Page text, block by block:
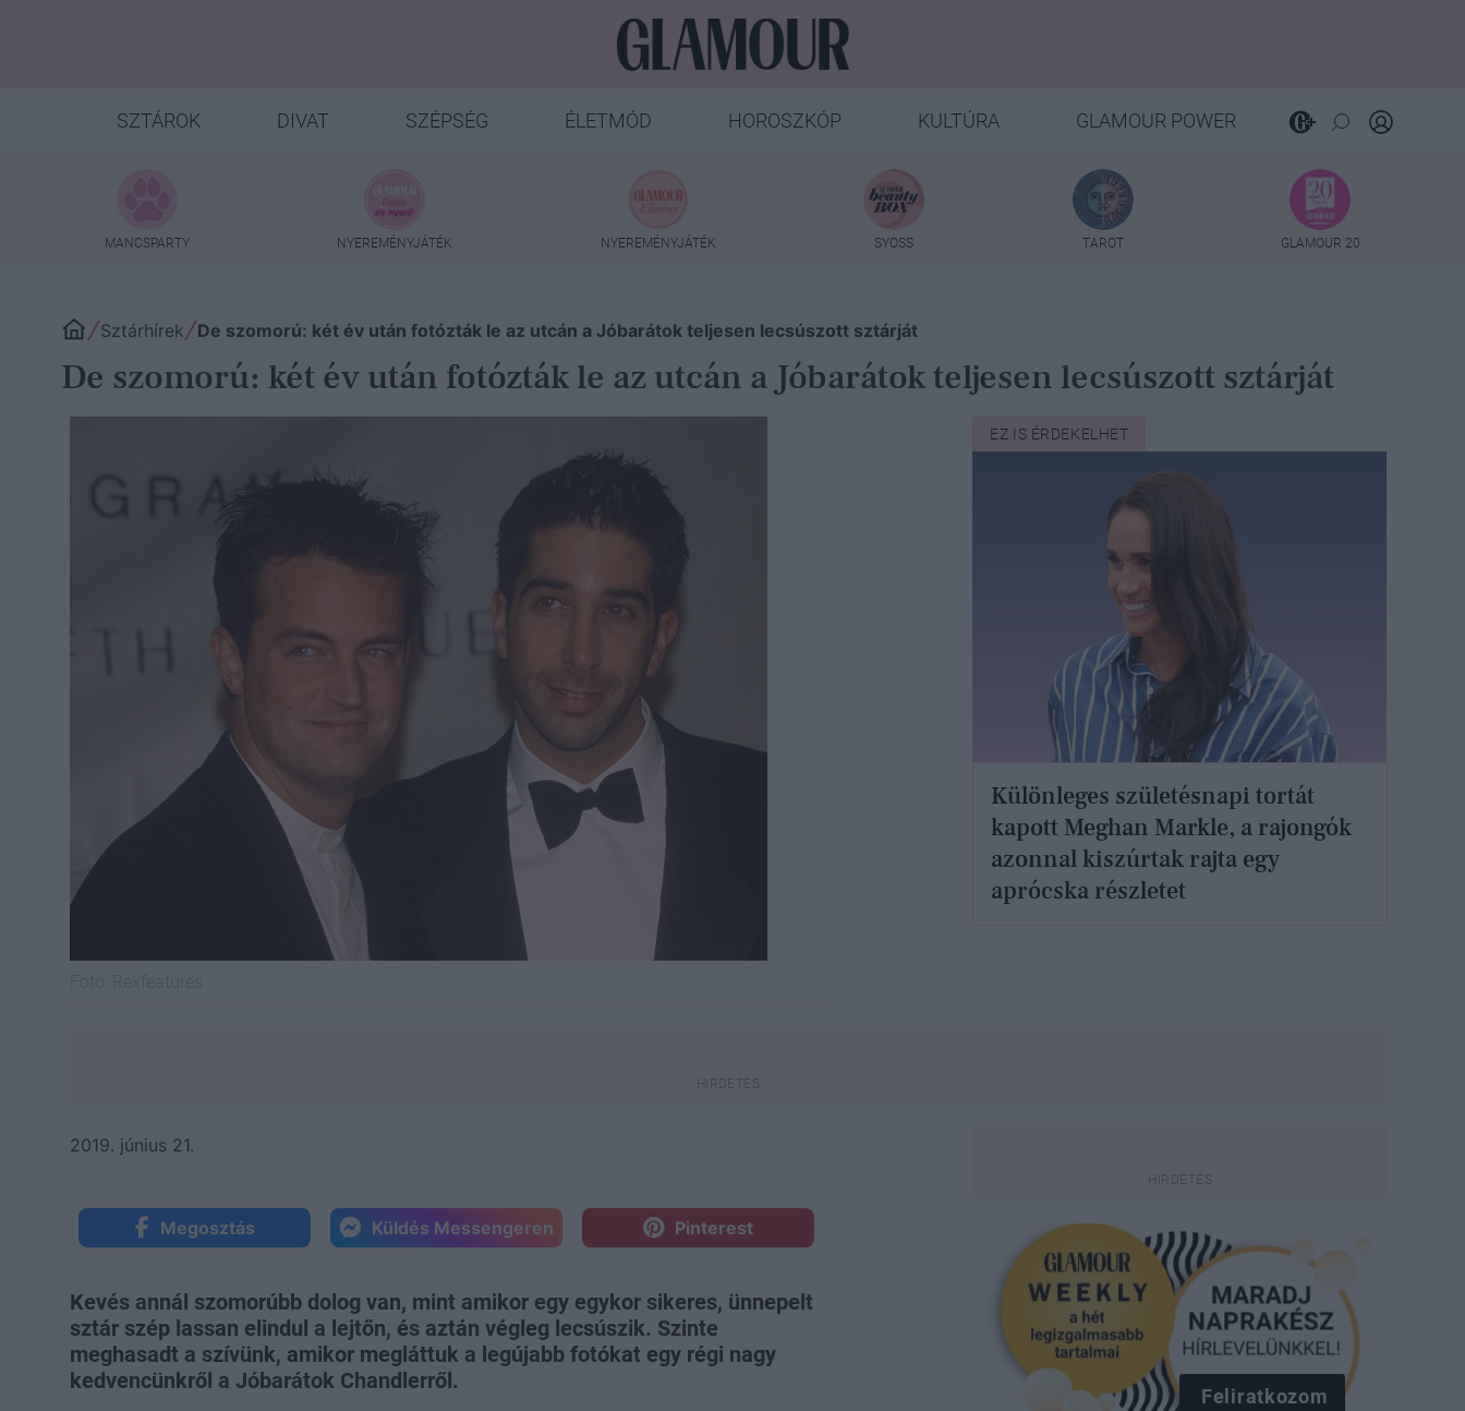
SZTÁROK DIVAT SZÉPSÉG ÉLETMÓD HOROSZKÓP KULTÚRA GLAMOUR POWER
MANCSPARTY NYEREMÉNYJÁTÉK NYEREMÉNYJÁTÉK SYOSS TAROT GLAMOUR 20
Sztárhírek De szomorú: két év után fotózták le az utcán a Jóbarátok teljesen lecsúszott sztárját
De szomorú: két év után fotózták le az utcán a Jóbarátok teljesen lecsúszott sztárját
EZ IS ÉRDEKELHET
Különleges születésnapi tortát
kapott Meghan Markle, a rajongók
azonnal kiszúrtak rajta egy
aprócska részletet
2019. június 21.
Megosztás Küldés Messengeren Pinterest
Kevés annál szomorúbb dolog van, mint amikor egy egykor sikeres, ünnepelt
sztár szép lassan elindul a lejtőn, és aztán végleg lecsúszik. Szinte
meghasadt a szívünk, amikor megláttuk a legújabb fotókat egy régi nagy
kedvencünkről a Jóbarátok Chandlerről.
Feliratkozom